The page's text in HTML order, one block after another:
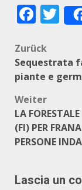
Zurück
Sequestrata
piante e
Weiter
LA
(FI) PER
PERSONE
Lascia un